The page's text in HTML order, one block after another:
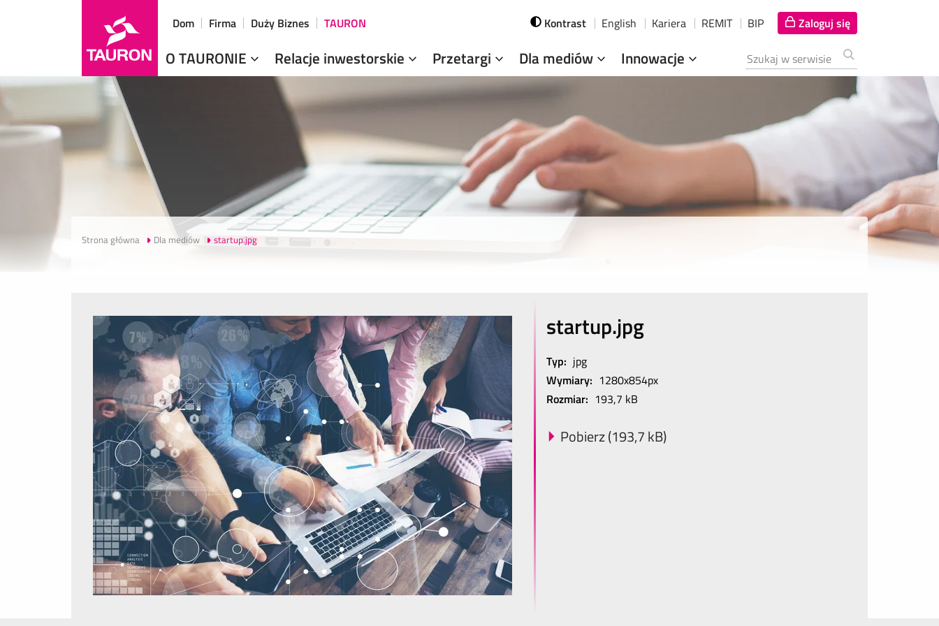
Dom Firma Duży Biznes
TAURON
Szukana fraza
Zaloguj się
O TAURONIE Relacje inwestorskie Przetargi Dla mediów Innowacje
Kontrast English Kariera REMIT BIP
Strona główna Dla mediów startup.jpg
startup.jpg
Typ: jpg
Wymiary: 1280x854px
Rozmiar: 193,7 kB
Pobierz (193,7 kB)